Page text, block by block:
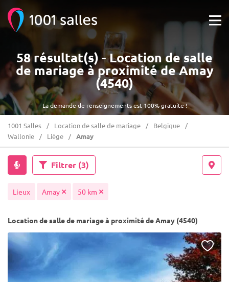
La demande de renseignements est 100% gratuite !
58 résultat(s) - Location de salle
de mariage à proximité de Amay
(4540)
1001 Salles Location de salle de mariage
Belgique
Wallonie
Liège Amay
Filtrer (3)
Lieux Amay 50 km
Location de salle de mariage à proximité de Amay (4540)